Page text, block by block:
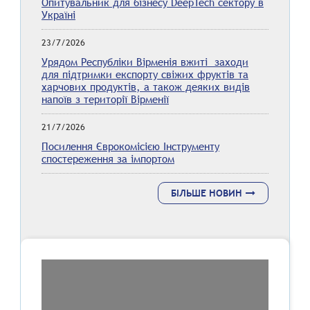
Україні
23/7/2026
Урядом Республіки Вірменія вжиті заходи
для підтримки експорту свіжих фруктів та
харчових продуктів, а також деяких видів
напоїв з території Вірменії
21/7/2026
Посилення Єврокомісією Інструменту
спостереження за імпортом
БІЛЬШЕ НОВИН